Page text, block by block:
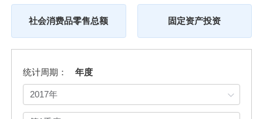
社会消费品零售总额 固定资产投资
统计周期： 年度